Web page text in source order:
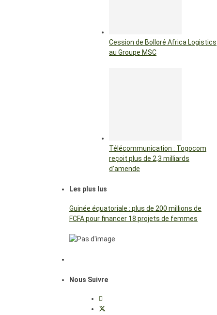
Cession de Bolloré Africa Logistics
au Groupe MSC
Télécommunication : Togocom
reçoit plus de 2,3 milliards
d’amende
Les plus lus
Guinée équatoriale : plus de 200 millions de
FCFA pour financer 18 projets de femmes
Nous Suivre